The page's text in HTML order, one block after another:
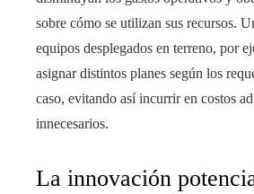
sobre cómo se utilizan sus recursos.
equipos desplegados en terreno, por
asignar distintos planes según los
caso, evitando así incurrir en costos
innecesarios.
La innovación